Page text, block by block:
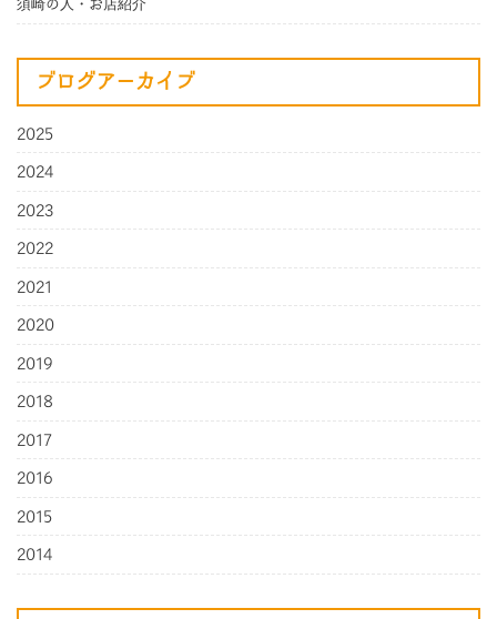
須崎の人・お店紹介
ブログアーカイブ
2025
2024
2023
2022
2021
2020
2019
2018
2017
2016
2015
2014